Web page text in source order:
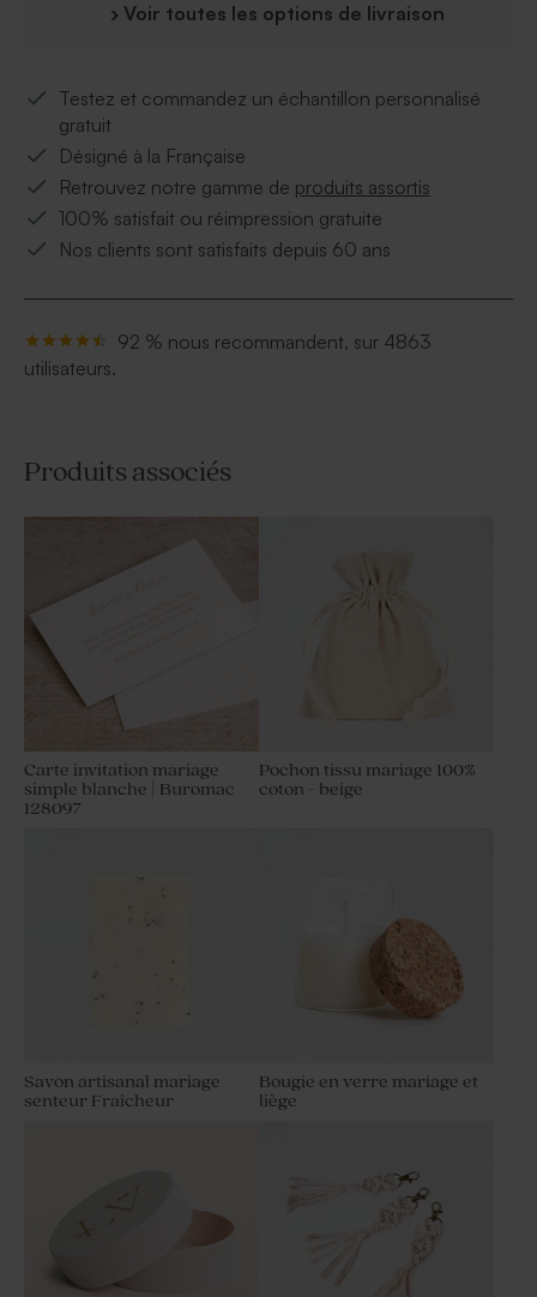
› Voir toutes les options de livraison
Testez et commandez un échantillon personnalisé
gratuit
Désigné à la Française
Retrouvez notre gamme de produits assortis
100% satisfait ou réimpression gratuite
Nos clients sont satisfaits depuis 60 ans
92 % nous recommandent, sur 4863
utilisateurs.
Produits associés
Carte invitation mariage
simple blanche | Buromac
128097
Pochon tissu mariage 100%
coton - beige
Savon artisanal mariage
senteur Fraîcheur
Bougie en verre mariage et
liège